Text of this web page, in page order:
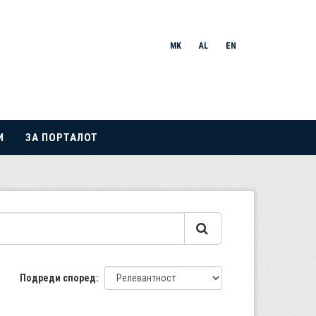
MK AL EN
ЗА ПОРТАЛОТ
Подреди според